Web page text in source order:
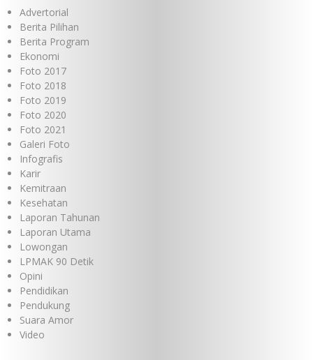
Advertorial
Berita Pilihan
Berita Program
Ekonomi
Foto 2017
Foto 2018
Foto 2019
Foto 2020
Foto 2021
Galeri Foto
Infografis
Karir
Kemitraan
Kesehatan
Laporan Tahunan
Laporan Utama
Lowongan
LPMAK 90 Detik
Opini
Pendidikan
Pendukung
Suara Amor
Video